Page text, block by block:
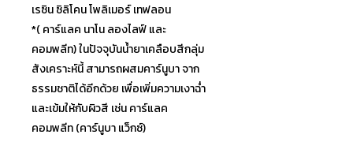
เรซิน ซิลิโคน โพลิเมอร์ เทฟลอน
*( คาร์แลค นาโน ลองไลฟ์ และ
คอมพลีท) ในปัจจุบันน้ำยาเคลือบสีกลุ่ม
สังเคราะห์นี้ สามารถผสมคาร์นูบา จาก
ธรรมชาติได้อีกด้วย เพื่อเพิ่มความเงาฉ่ำ
และเข้มให้กับผิวสี เช่น คาร์แลค
คอมพลีท (คาร์นูบา แว็กซ์)